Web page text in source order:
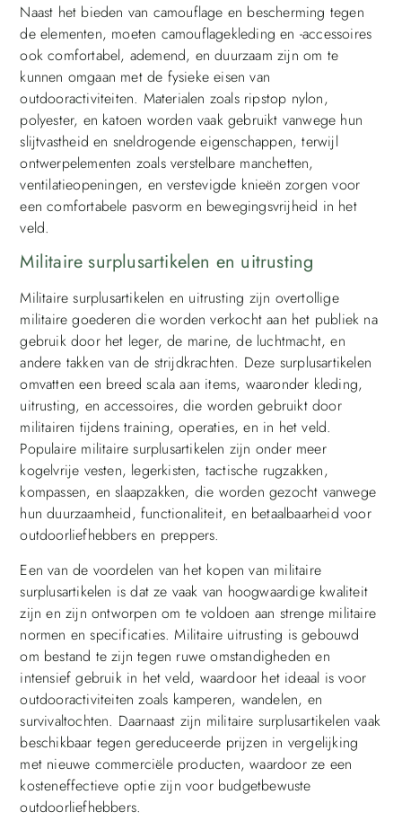
Naast het bieden van camouflage en bescherming tegen
de elementen, moeten camouflagekleding en -accessoires
ook comfortabel, ademend, en duurzaam zijn om te
kunnen omgaan met de fysieke eisen van
outdooractiviteiten. Materialen zoals ripstop nylon,
polyester, en katoen worden vaak gebruikt vanwege hun
slijtvastheid en sneldrogende eigenschappen, terwijl
ontwerpelementen zoals verstelbare manchetten,
ventilatieopeningen, en verstevigde knieën zorgen voor
een comfortabele pasvorm en bewegingsvrijheid in het
veld.
Militaire surplusartikelen en uitrusting
Militaire surplusartikelen en uitrusting zijn overtollige
militaire goederen die worden verkocht aan het publiek na
gebruik door het leger, de marine, de luchtmacht, en
andere takken van de strijdkrachten. Deze surplusartikelen
omvatten een breed scala aan items, waaronder kleding,
uitrusting, en accessoires, die worden gebruikt door
militairen tijdens training, operaties, en in het veld.
Populaire militaire surplusartikelen zijn onder meer
kogelvrije vesten, legerkisten, tactische rugzakken,
kompassen, en slaapzakken, die worden gezocht vanwege
hun duurzaamheid, functionaliteit, en betaalbaarheid voor
outdoorliefhebbers en preppers.
Een van de voordelen van het kopen van militaire
surplusartikelen is dat ze vaak van hoogwaardige kwaliteit
zijn en zijn ontworpen om te voldoen aan strenge militaire
normen en specificaties. Militaire uitrusting is gebouwd
om bestand te zijn tegen ruwe omstandigheden en
intensief gebruik in het veld, waardoor het ideaal is voor
outdooractiviteiten zoals kamperen, wandelen, en
survivaltochten. Daarnaast zijn militaire surplusartikelen vaak
beschikbaar tegen gereduceerde prijzen in vergelijking
met nieuwe commerciële producten, waardoor ze een
kosteneffectieve optie zijn voor budgetbewuste
outdoorliefhebbers.